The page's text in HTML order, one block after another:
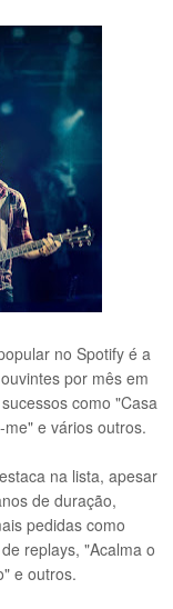
no Spotify é a
por mês em
como "Casa
e vários outros.
na lista, apesar
de duração,
pedidas como
replays, "Acalma o
e outros.